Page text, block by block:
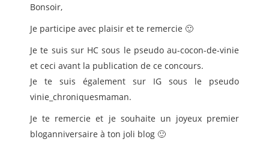
Bonsoir,
Je participe avec plaisir et te remercie 🙂
Je te suis sur HC sous le pseudo au-cocon-de-vinie
et ceci avant la publication de ce concours.
Je te suis également sur IG sous le pseudo
vinie_chroniquesmaman.
Je te remercie et je souhaite un joyeux premier
bloganniversaire à ton joli blog 🙂